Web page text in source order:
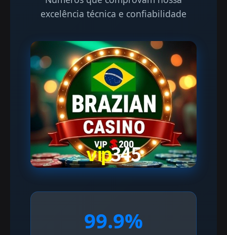
excelência técnica e confiabilidade
99.9%